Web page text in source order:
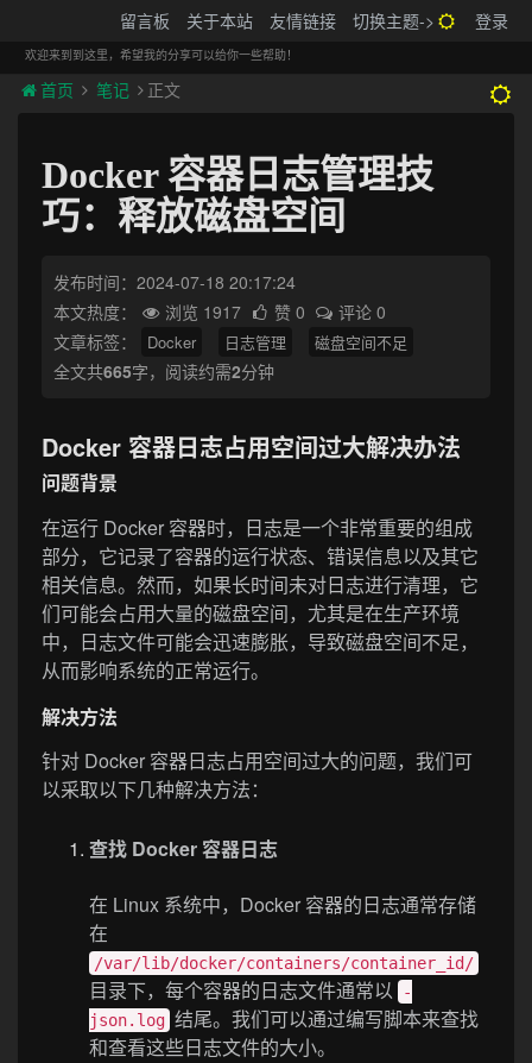
留言板 关于本站 友情链接 切换主题-> 登录
欢迎来到到这里，希望我的分享可以给你一些帮助！
首页 笔记 正文
Docker 容器日志管理技
巧：释放磁盘空间
发布时间：2024-07-18 20:17:24
本文热度：
浏览 1917 赞 0
评论 0
文章标签：
Docker 日志管理 磁盘空间不足
全文共665字，阅读约需2分钟
Docker 容器日志占用空间过大解决办法
问题背景
在运行 Docker 容器时，日志是一个非常重要的组成
部分，它记录了容器的运行状态、错误信息以及其它
相关信息。然而，如果长时间未对日志进行清理，它
们可能会占用大量的磁盘空间，尤其是在生产环境
中，日志文件可能会迅速膨胀，导致磁盘空间不足，
从而影响系统的正常运行。
解决方法
针对 Docker 容器日志占用空间过大的问题，我们可
以采取以下几种解决方法：
查找 Docker 容器日志
在 Linux 系统中，Docker 容器的日志通常存储
在
/var/lib/docker/containers/container_id/
目录下，每个容器的日志文件通常以
-
json.log 结尾。我们可以通过编写脚本来查找
和查看这些日志文件的大小。